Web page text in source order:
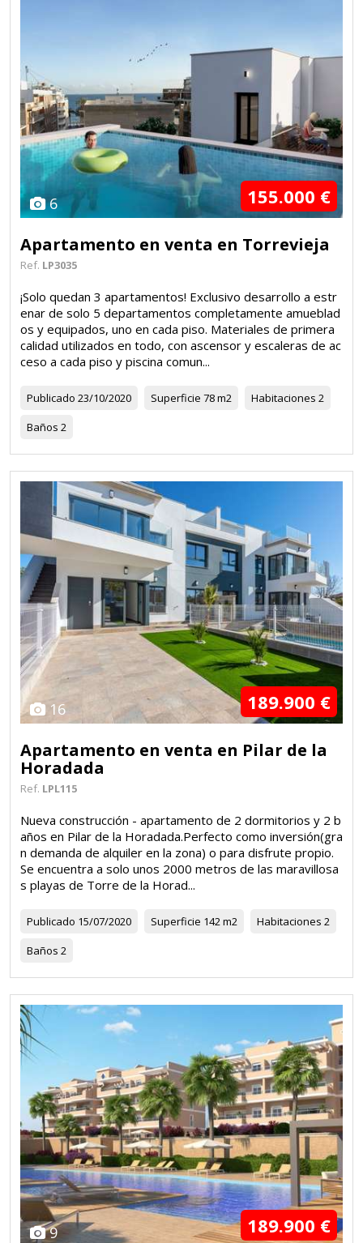
6 155.000 €
Apartamento en venta en Torrevieja
Ref. LP3035
¡Solo quedan 3 apartamentos! Exclusivo desarrollo a estr
enar de solo 5 departamentos completamente amueblad
os y equipados, uno en cada piso. Materiales de primera
calidad utilizados en todo, con ascensor y escaleras de ac
ceso a cada piso y piscina comun...
Publicado 23/10/2020 Superficie 78 m2 Habitaciones 2
Baños 2
16 189.900 €
Apartamento en venta en Pilar de la
Horadada
Ref. LPL115
Nueva construcción - apartamento de 2 dormitorios y 2 b
años en Pilar de la Horadada.Perfecto como inversión(gra
n demanda de alquiler en la zona) o para disfrute propio.
Se encuentra a solo unos 2000 metros de las maravillosa
s playas de Torre de la Horad...
Publicado 15/07/2020 Superficie 142 m2 Habitaciones 2
Baños 2
9 189.900 €